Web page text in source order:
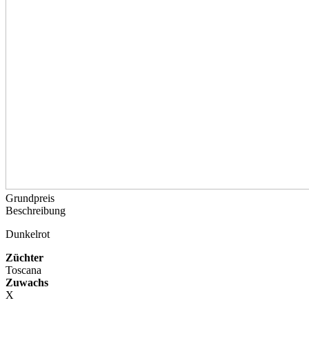
Grundpreis
Beschreibung
Dunkelrot
Züchter
Toscana
Zuwachs
X